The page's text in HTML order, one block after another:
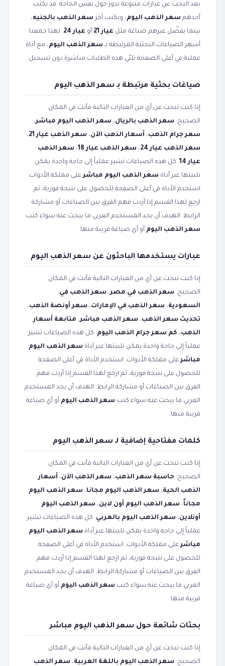
بعد البحث عن عبارات متنوعة تدور حول نفس الحاجة. قد يكتب
أحدهم سعر الذهب اليوم، ويكتب آخر سعر الذهب بالجنيه،
بينما يفضّل غيرهم صياغة مثل عيار 21 أو عيار 24
. لهذا جمعنا
أشهر الصياغات البحثية المرتبطة بـ سعر الذهب اليوم، مع أداة
عملية في أعلى الصفحة تلبّي هذه الطلبات مباشرة دون تسجيل.
صياغات بحثية مرتبطة بـ سعر الذهب اليوم
إذا كنت تبحث عن أي من العبارات التالية فأنت في المكان
الصحيح: سعر الذهب بالريال، سعر الذهب اليوم مباشر،
سعر جرام الذهب، أسعار الذهب الآن، سعر الذهب عيار 21
،
سعر الذهب عيار 24
، سعر الذهب عيار 18 ، سعر الذهب
عيار 14
. كل هذه الصياغات تشير عملياً إلى حاجة واحدة يمكن
تلبيتها عبر أداة سعر الذهب اليوم مباشرعلى مملكة الأدوات.
استخدم الأداة في أعلى الصفحة للحصول على نتيجة فورية، ثم
ارجع لهذا القسم إذا أردت فهم الفرق بين الصياغات أو مشاركة
الرابط. الهدف أن يجد المستخدم العربي ما يبحث عنه سواء كتب
سعر الذهب اليوم أو أي صياغة قريبة منها.
عبارات يستخدمها الباحثون عن سعر الذهب اليوم
إذا كنت تبحث عن أي من العبارات التالية فأنت في المكان
الصحيح: سعر الذهب في مصر، سعر الذهب في
السعودية، سعر الذهب في الإمارات، سعر أونصة الذهب،
تحديث سعر الذهب، سعر الذهب مباشر، متابعة أسعار
الذهب، كم سعر جرام الذهب اليوم. كل هذه الصياغات تشير
عملياً إلى حاجة واحدة يمكن تلبيتها عبر أداة سعر الذهب اليوم
مباشرعلى مملكة الأدوات. استخدم الأداة في أعلى الصفحة
للحصول على نتيجة فورية، ثم ارجع لهذا القسم إذا أردت فهم
الفرق بين الصياغات أو مشاركة الرابط. الهدف أن يجد المستخدم
العربي ما يبحث عنه سواء كتب سعر الذهب اليوم أو أي صياغة
قريبة منها.
كلمات مفتاحية إضافية لـ سعر الذهب اليوم
إذا كنت تبحث عن أي من العبارات التالية فأنت في المكان
الصحيح: حاسبة سعر الذهب، سعر الذهب الآن، أسعار
الذهب الحية، سعر الذهب اليوم مجانا، سعر الذهب اليوم
مجاناً، سعر الذهب اليوم أون لاين، سعر الذهب اليوم
أونلاين، سعر الذهب اليوم بالعربي. كل هذه الصياغات تشير
عملياً إلى حاجة واحدة يمكن تلبيتها عبر أداة سعر الذهب اليوم
مباشرعلى مملكة الأدوات. استخدم الأداة في أعلى الصفحة
للحصول على نتيجة فورية، ثم ارجع لهذا القسم إذا أردت فهم
الفرق بين الصياغات أو مشاركة الرابط. الهدف أن يجد المستخدم
العربي ما يبحث عنه سواء كتب سعر الذهب اليوم أو أي صياغة
قريبة منها.
بحثات شائعة حول سعر الذهب اليوم مباشر
إذا كنت تبحث عن أي من العبارات التالية فأنت في المكان
الصحيح: سعر الذهب اليوم باللغة العربية، سعر الذهب